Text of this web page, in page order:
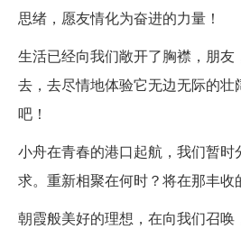
思绪，愿友情化为奋进的力量！
生活已经向我们敞开了胸襟，朋
去，去尽情地体验它无边无际的壮
吧！
小舟在青春的港口起航，我们暂时
求。重新相聚在何时？将在那丰收
朝霞般美好的理想，在向我们召唤